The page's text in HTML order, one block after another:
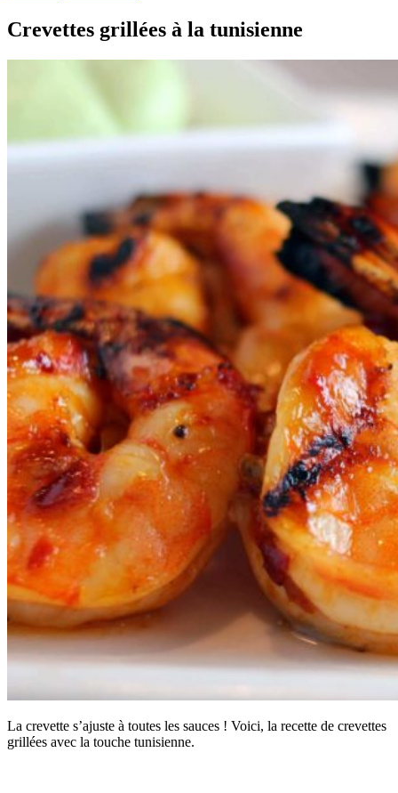
Crevettes grillées à la tunisienne
La crevette s’ajuste à toutes les sauces ! Voici, la recette de crevettes
grillées avec la touche tunisienne.